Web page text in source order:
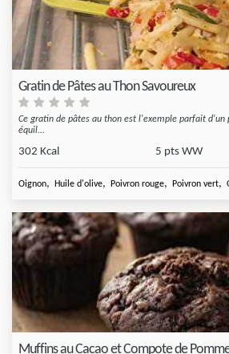
Gratin de Pâtes au Thon Savoureux
Ce gratin de pâtes au thon est l'exemple parfait d'un
équil...
302 Kcal 5 pts WW
Oignon, Huile d'olive, Poivron rouge, Poivron vert,
Muffins au Cacao et Compote de